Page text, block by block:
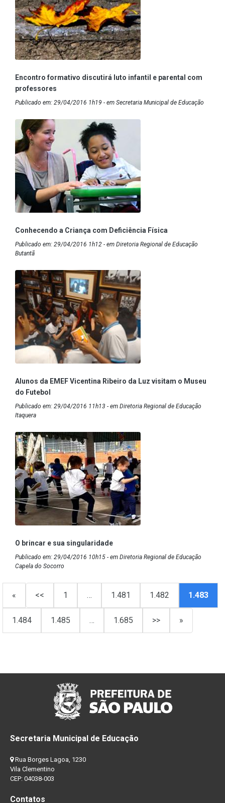
Encontro formativo discutirá luto infantil e parental com
professores
Publicado em: 29/04/2016 1h19 - em Secretaria Municipal de Educação
Conhecendo a Criança com Deficiência Física
Publicado em: 29/04/2016 1h12 - em Diretoria Regional de Educação
Butantã
Alunos da EMEF Vicentina Ribeiro da Luz visitam o Museu
do Futebol
Publicado em: 29/04/2016 11h13 - em Diretoria Regional de Educação
Itaquera
O brincar e sua singularidade
Publicado em: 29/04/2016 10h15 - em Diretoria Regional de Educação
Capela do Socorro
« << 1 … 1.481 1.482 1.483
1.484 1.485 … 1.685 >> »
Secretaria Municipal de Educação
Rua Borges Lagoa, 1230
Vila Clementino
CEP: 04038-003
Contatos